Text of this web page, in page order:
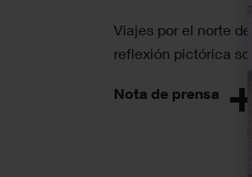
Viajes por el norte
reflexión pictórica
Nota de prensa